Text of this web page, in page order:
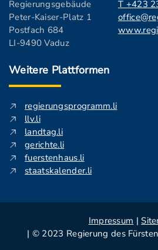
Regierungsgebäude
Peter-Kaiser-Platz 1
Postfach 684
LI-9490 Vaduz
T +423
Weitere Plattformen
regierungsprogramm.li
llv.li
landtag.li
gerichte.li
fuerstenhaus.li
staatskalender.li
Impressum |
| © 2023 Regierung des